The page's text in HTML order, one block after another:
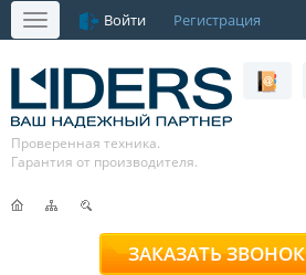
Меню Войти Регистрация
Проверенная техника.
Гарантия от производителя.
ЗАКАЗАТЬ ЗВОНОК